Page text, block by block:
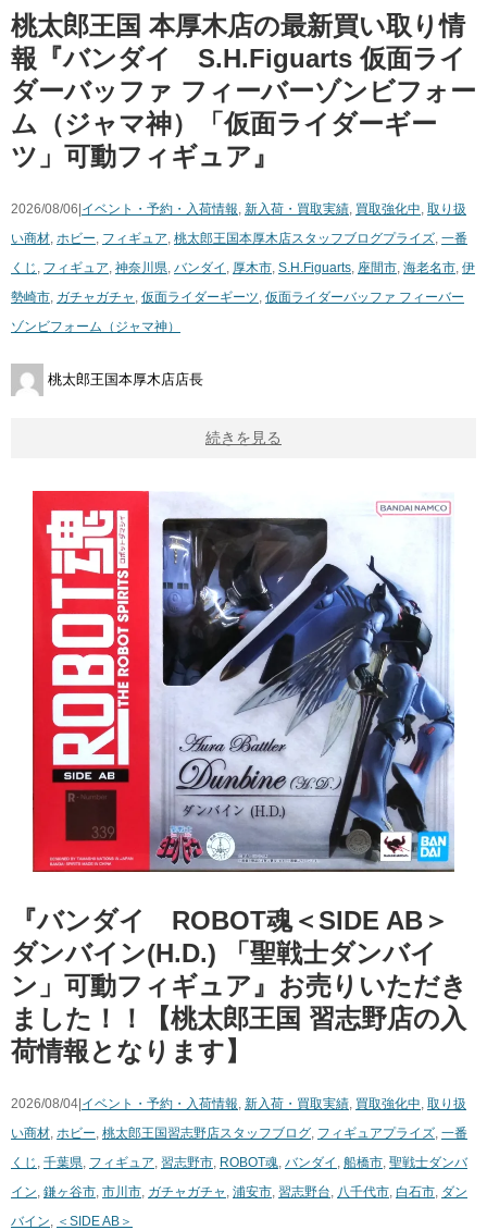
桃太郎王国 本厚木店の最新買い取り情
報『バンダイ S.H.Figuarts 仮面ライ
ダーバッファ フィーバーゾンビフォー
ム（ジャマ神）「仮面ライダーギー
ツ」可動フィギュア』
2026/08/06| イベント・予約・入荷情報, 新入荷・買取実績, 買取強化中, 取り扱
い商材, ホビー, フィギュア, 桃太郎王国本厚木店スタッフブログプライズ, 一番
くじ , フィギュア, 神奈川県, バンダイ , 厚木市, S.H.Figuarts, 座間市, 海老名市, 伊
勢崎市, ガチャガチャ , 仮面ライダーギーツ, 仮面ライダーバッファ フィーバー
ゾンビフォーム（ジャマ神）
桃太郎王国本厚木店店長
続きを見る
『バンダイ ROBOT魂＜SIDE ​AB＞ ​
ダンバイン(H.D.) ​「聖戦士ダンバイ
ン」可動フィギュア』お売りいただき
ました！！【桃太郎王国 習志野店の入
荷情報となります】
2026/08/04|イベント・予約・入荷情報 新入荷・買取実績 買取強化中 取り扱
い商材 ホビー 桃太郎王国習志野店スタッフブログ フィギュアプライズ 一番
くじ 千葉県 フィギュア 習志野市 ROBOT魂 バンダイ 船橋市 聖戦士ダンバ
イン 鎌ヶ谷市 市川市 ガチャガチャ 浦安市 習志野台 八千代市 白石市 ダン
バイン
＜SIDE ​AB＞